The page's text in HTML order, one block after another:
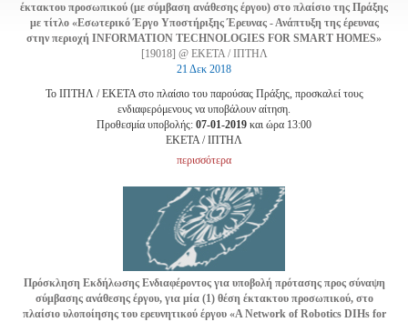
έκτακτου προσωπικού (με σύμβαση ανάθεσης έργου) στο πλαίσιο της Πράξης
με τίτλο «Εσωτερικό Έργο Υποστήριξης Έρευνας - Ανάπτυξη της έρευνας
στην περιοχή INFORMATION TECHNOLOGIES FOR SMART HOMES»
[19018] @ ΕΚΕΤΑ / ΙΠΤΗΛ
21 Δεκ 2018
Το ΙΠΤΗΛ / ΕΚΕΤΑ στο πλαίσιο του παρούσας Πράξης, προσκαλεί τους
ενδιαφερόμενους να υποβάλουν αίτηση.
Προθεσμία υποβολής: 07-01-2019 και ώρα 13:00
EKETA / ΙΠΤΗΛ
περισσότερα
Πρόσκληση Εκδήλωσης Ενδιαφέροντος για υποβολή πρότασης προς σύναψη
σύμβασης ανάθεσης έργου, για μία (1) θέση έκτακτου προσωπικού, στο
πλαίσιο υλοποίησης του ερευνητικού έργου «A Network of Robotics DIHs for